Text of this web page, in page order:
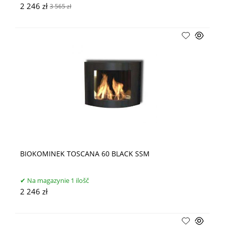
2 246 zł 3 565 zł
BIOKOMINEK TOSCANA 60 BLACK SSM
Na magazynie 1 ilošč
2 246 zł